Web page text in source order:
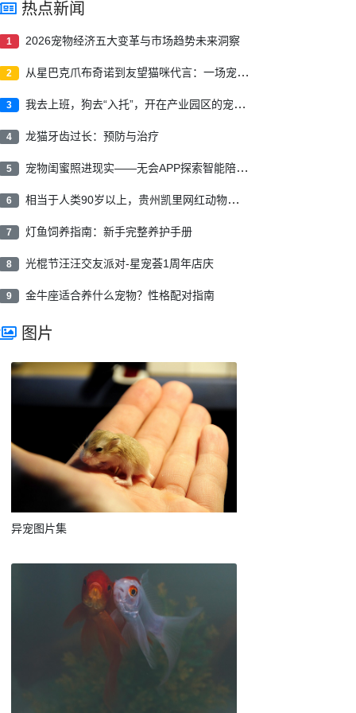
热点新闻
1 2026宠物经济五大变革与市场趋势未来洞察
2 从星巴克爪布奇诺到友望猫咪代言：一场宠物友好营销的“升维战”
3 我去上班，狗去“入托”，开在产业园区的宠物“幼稚园”受欢迎
4 龙猫牙齿过长：预防与治疗
5 宠物闺蜜照进现实――无会APP探索智能陪伴新形态
6 相当于人类90岁以上，贵州凯里网红动物园15岁四角羊离世
7 灯鱼饲养指南：新手完整养护手册
8 光棍节汪汪交友派对-星宠荟1周年店庆
9 金牛座适合养什么宠物？性格配对指南
图片
异宠图片集